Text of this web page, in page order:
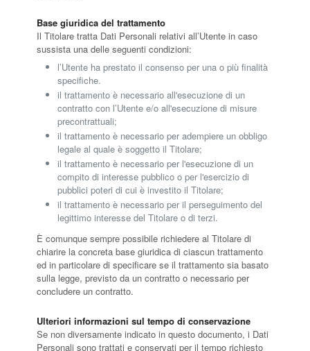
Base giuridica del trattamento
Il Titolare tratta Dati Personali relativi all’Utente in caso
sussista una delle seguenti condizioni:
l’Utente ha prestato il consenso per una o più finalità
specifiche.
il trattamento è necessario all'esecuzione di un
contratto con l’Utente e/o all'esecuzione di misure
precontrattuali;
il trattamento è necessario per adempiere un obbligo
legale al quale è soggetto il Titolare;
il trattamento è necessario per l'esecuzione di un
compito di interesse pubblico o per l'esercizio di
pubblici poteri di cui è investito il Titolare;
il trattamento è necessario per il perseguimento del
legittimo interesse del Titolare o di terzi.
È comunque sempre possibile richiedere al Titolare di
chiarire la concreta base giuridica di ciascun trattamento
ed in particolare di specificare se il trattamento sia basato
sulla legge, previsto da un contratto o necessario per
concludere un contratto.
Ulteriori informazioni sul tempo di conservazione
Se non diversamente indicato in questo documento, i Dati
Personali sono trattati e conservati per il tempo richiesto